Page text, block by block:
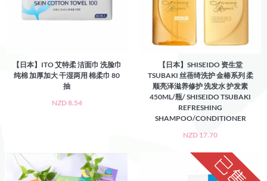
【日本】ITO 艾特柔 洁面巾 洗脸巾
纯棉 加厚加大 干湿两用 棉柔巾 80
抽
NZD 8.54
【日本】SHISEIDO 资生堂
TSUBAKI 丝蓓绮洗护 金椿系列 柔
顺亮泽滋养修护 洗发水 护发素
450ML/瓶/ SHISEIDO TSUBAKI
REFRESHING
SHAMPOO/CONDITIONER
NZD 17.70